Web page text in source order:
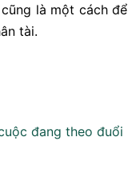
là một cách để
tài.
đang theo đuổi